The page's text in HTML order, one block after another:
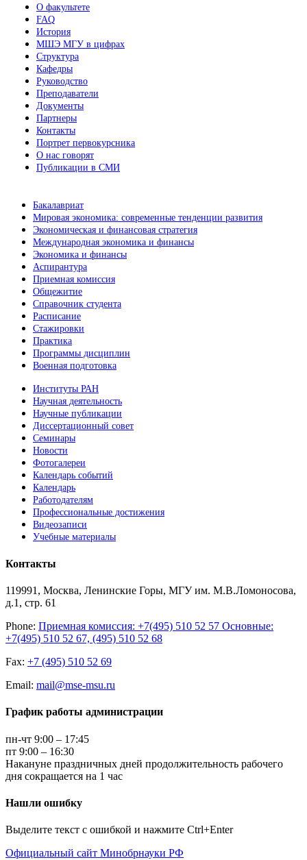
О факультете
FAQ
История
МШЭ МГУ в цифрах
Структура
Кафедры
Руководство
Преподаватели
Документы
Партнеры
Контакты
Портрет первокурсника
О нас говорят
Публикации в СМИ
Бакалавриат
Мировая экономика: современные тенденции развития
Экономическая и финансовая стратегия
Международная экономика и финансы
Экономика и финансы
Аспирантура
Приемная комиссия
Общежитие
Справочник студента
Расписание
Стажировки
Практика
Программы дисциплин
Военная подготовка
Институты РАН
Научная деятельность
Научные публикации
Диссертационный совет
Семинары
Новости
Фотогалереи
Календарь событий
Календарь
Работодателям
Профессиональные достижения
Видеозаписи
Учебные материалы
Контакты
119991, Москва, Ленинские Горы, МГУ им. М.В.Ломоносова,
д.1, стр. 61
Phone: Приемная комиссия: +7(495) 510 52 57 Основные:
+7(495) 510 52 67, (495) 510 52 68
Fax: +7 (495) 510 52 69
Email: mail@mse-msu.ru
График работы администрации
пн-чт 9:00 – 17:45
пт 9:00 – 16:30
Накануне праздничных дней продолжительность рабочего
дня сокращается на 1 час
Нашли ошибку
Выделите текст с ошибкой и нажмите Ctrl+Enter
Официальный сайт Минобрнауки РФ